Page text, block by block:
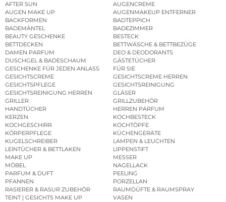
AFTER SUN
AUGENCREME
AUGEN MAKE UP
AUGENMAKEUP ENTFERNER
BACKFORMEN
BADTEPPICH
BADEMÄNTEL
BADEZIMMER
BEAUTY GESCHENKE
BESTECK
BETTDECKEN
BETTWÄSCHE & BETTBEZÜGE
DAMEN PARFUM
DEO & DEODORANTS
DUSCHGEL & BADESCHAUM
GÄSTETÜCHER
GESCHENKE FÜR JEDEN ANLASS
FÜR SIE
GESICHTSCREME
GESICHTSCREME HERREN
GESICHTSPFLEGE
GESICHTSREINIGUNG
GESICHTSREINIGUNG HERREN
GLÄSER
GRILLER
GRILLZUBEHÖR
HANDTÜCHER
HERREN PARFUM
KERZEN
KOCHBESTECK
KOCHGESCHIRR
KOCHTÖPFE
KÖRPERPFLEGE
KÜCHENGERÄTE
KUGELSCHREIBER
LAMPEN & LEUCHTEN
LEINTÜCHER & BETTLAKEN
LIPPENSTIFT
MAKE UP
MESSER
MÖBEL
NAGELLACK
PARFUM & DUFT
PEELING
PFANNEN
PORZELLAN
RASIERER & RASUR ZUBEHÖR
RAUMDÜFTE & RAUMSPRAY
TEINT | GESICHTS MAKE UP
VASEN